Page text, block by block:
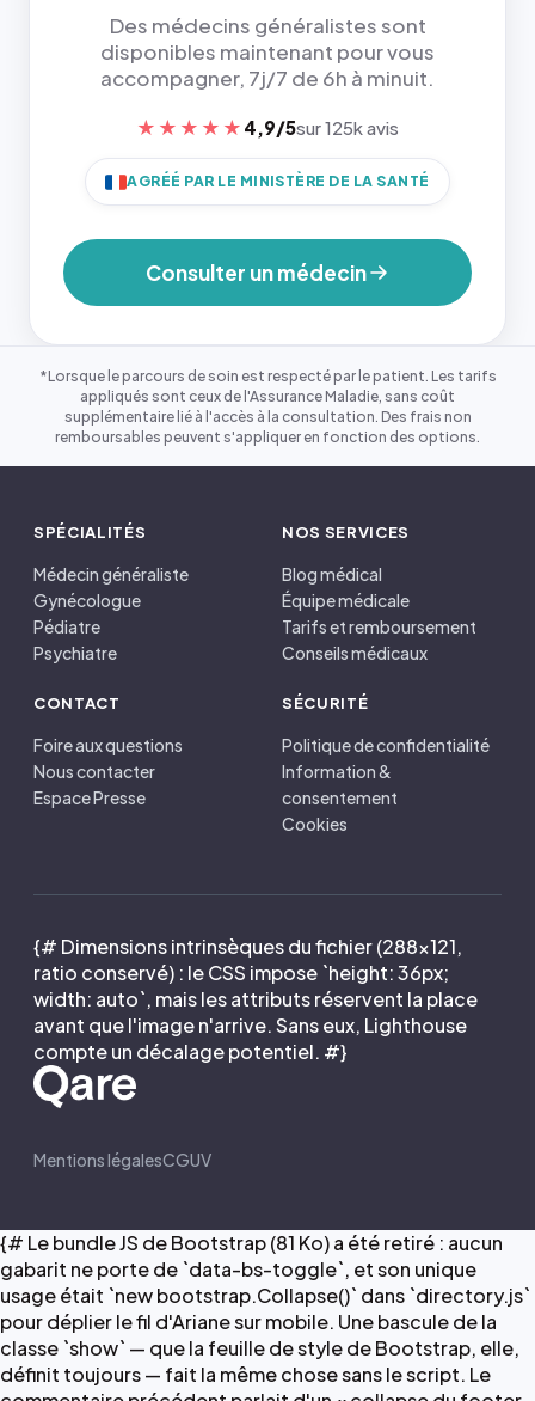
Des médecins généralistes sont
disponibles maintenant pour vous
accompagner, 7j/7 de 6h à minuit.
★★★★★ 4,9/5sur 125k avis
AGRÉÉ PAR LE MINISTÈRE DE LA SANTÉ
Consulter un médecin
*Lorsque le parcours de soin est respecté par le patient. Les tarifs
appliqués sont ceux de l'Assurance Maladie, sans coût
supplémentaire lié à l'accès à la consultation. Des frais non
remboursables peuvent s'appliquer en fonction des options.
SPÉCIALITÉS
Médecin généraliste
Gynécologue
Pédiatre
Psychiatre
NOS SERVICES
Blog médical
Équipe médicale
Tarifs et remboursement
Conseils médicaux
CONTACT
Foire aux questions
Nous contacter
Espace Presse
SÉCURITÉ
Politique de confidentialité
Information &
consentement
Cookies
{# Dimensions intrinsèques du fichier (288×121,
ratio conservé) : le CSS impose `height: 36px;
width: auto`, mais les attributs réservent la place
avant que l'image n'arrive. Sans eux, Lighthouse
compte un décalage potentiel. #}
Mentions légalesCGUV
{# Le bundle JS de Bootstrap (81 Ko) a été retiré : aucun
gabarit ne porte de `data-bs-toggle`, et son unique
usage était `new bootstrap.Collapse()` dans `directory.js`
pour déplier le fil d'Ariane sur mobile. Une bascule de la
classe `show` — que la feuille de style de Bootstrap, elle,
définit toujours — fait la même chose sans le script. Le